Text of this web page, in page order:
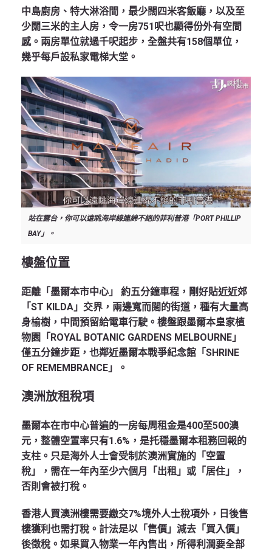
中島廚房、特大淋浴間，最少闊四米客飯廳，以及至
少闊三米的主人房，令一房751呎也顯得份外有空間
感。兩房單位就過千呎起步，全盤共有158個單位，
幾乎每戶設私家電梯大堂。
站在露台，你可以遠眺海岸線連綿不絕的菲利普港「PORT PHILLIP
BAY」。
樓盤位置
距離「墨爾本市中心」 約五分鐘車程，剛好貼近近郊
「ST KILDA」交界，兩邊寬而闊的街道，種有大量高
身榆樹，中間預留給電車行駛。樓盤跟墨爾本皇家植
物園「ROYAL BOTANIC GARDENS MELBOURNE」
僅五分鐘步距，也鄰近墨爾本戰爭紀念館「SHRINE
OF REMEMBRANCE」。
澳洲放租稅項
墨爾本在市中心普遍的一房每周租金是400至500澳
元，整體空置率只有1.6%，是托穩墨爾本租務回報的
支柱。只是海外人士會受制於澳洲實施的「空置
稅」，需在一年內至少六個月「出租」或「居住」，
否則會被打稅。
香港人買澳洲樓需要繳交7%境外人士稅項外，日後售
樓獲利也需打稅。計法是以「售價」減去「買入價」
後徵稅。如果買入物業一年內售出，所得利潤要全部